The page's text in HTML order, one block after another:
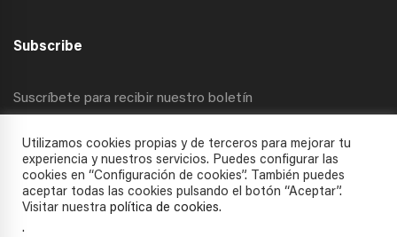
Subscribe
Suscríbete para recibir nuestro boletín
Utilizamos cookies propias y de terceros para mejorar tu
experiencia y nuestros servicios. Puedes configurar las
cookies en “Configuración de cookies”. También puedes
aceptar todas las cookies pulsando el botón “Aceptar”.
Visitar nuestra política de cookies.
.